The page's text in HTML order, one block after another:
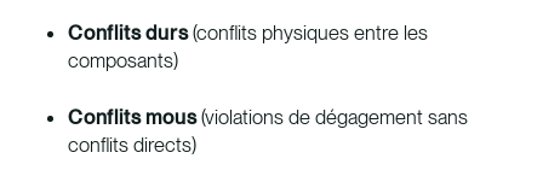
Conflits durs(conflits physiques entre les
composants)
Conflits mous(violations de dégagement sans
conflits directs)